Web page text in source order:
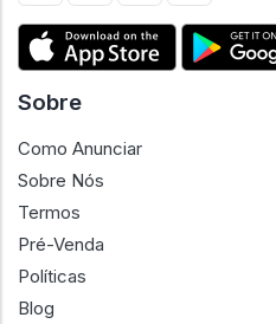
Sobre
Como Anunciar
Sobre Nós
Termos
Pré-Venda
Políticas
Blog